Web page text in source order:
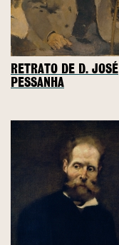
RETRATO DE D. JOSÉ
PESSANHA